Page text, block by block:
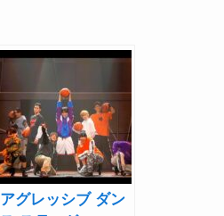
アグレッシブ ダン